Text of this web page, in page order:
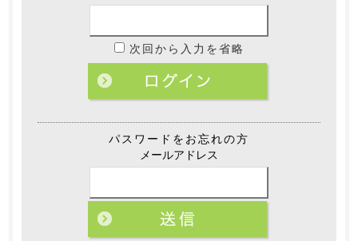
次回から入力を省略
パスワードをお忘れの方
メールアドレス